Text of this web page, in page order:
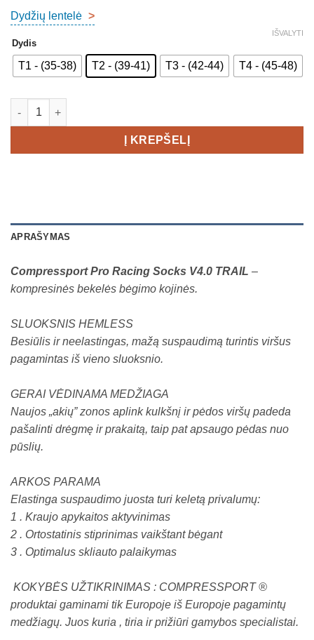
Dydžių lentelė >
Dydis
T1 - (35-38) T2 - (39-41) T3 - (42-44) T4 - (45-48)
IŠVALYTI
produkto kiekis: COMPRESSPORT PRO RACING SOCKS V4.0
Į KREPŠELĮ
APRAŠYMAS
Compressport Pro Racing Socks V4.0 TRAIL –
kompresinės bekelės bėgimo kojinės.
SLUOKSNIS HEMLESS
Besiūlis ir neelastingas, mažą suspaudimą turintis viršus
pagamintas iš vieno sluoksnio.
GERAI VĖDINAMA MEDŽIAGA
Naujos „akių” zonos aplink kulkšnį ir pėdos viršų padeda
pašalinti drėgmę ir prakaitą, taip pat apsaugo pėdas nuo
pūslių.
ARKOS PARAMA
Elastinga suspaudimo juosta turi keletą privalumų:
1 . Kraujo apykaitos aktyvinimas
2 . Ortostatinis stiprinimas vaikštant bėgant
3 . Optimalus skliauto palaikymas
KOKYBĖS UŽTIKRINIMAS : COMPRESSPORT ®
produktai gaminami tik Europoje iš Europoje pagamintų
medžiagų. Juos kuria , tiria ir prižiūri gamybos specialistai.